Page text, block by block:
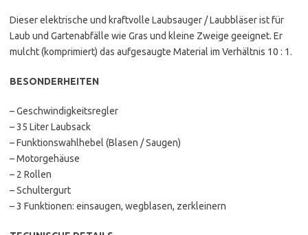
Dieser elektrische und kraftvolle Laubsauger / Laubbläser ist für
Laub und Gartenabfälle wie Gras und kleine Zweige geeignet. Er
mulcht (komprimiert) das aufgesaugte Material im Verhältnis 10 : 1.
BESONDERHEITEN
– Geschwindigkeitsregler
– 35 Liter Laubsack
– Funktionswahlhebel (Blasen / Saugen)
– Motorgehäuse
– 2 Rollen
– Schultergurt
– 3 Funktionen: einsaugen, wegblasen, zerkleinern